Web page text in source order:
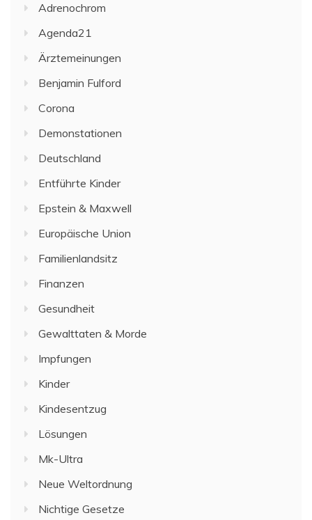
Adrenochrom
Agenda21
Ärztemeinungen
Benjamin Fulford
Corona
Demonstationen
Deutschland
Entführte Kinder
Epstein & Maxwell
Europäische Union
Familienlandsitz
Finanzen
Gesundheit
Gewalttaten & Morde
Impfungen
Kinder
Kindesentzug
Lösungen
Mk-Ultra
Neue Weltordnung
Nichtige Gesetze